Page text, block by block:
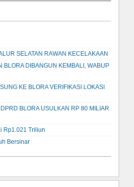
SELATAN RAWAN KECELAKAAN
BLORA DIBANGUN KEMBALI, WABUP
KE BLORA VERIFIKASI LOKASI
BLORA USULKAN RP 80 MILIAR
Rp1.021 Triliun
Bersinar